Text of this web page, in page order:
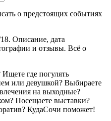
о предстоящих событиях
Описание, дата
и отзывы. Всё о
где погулять
или девушкой? Выбираете
на выходные?
Посещаете выставки?
КудаСочи поможет!